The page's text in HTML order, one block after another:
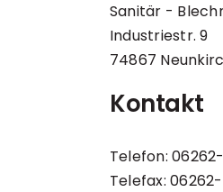
Sanitär -
Industriestr. 9
74867
Kontakt
Telefon: 06262-
Telefax: 06262-